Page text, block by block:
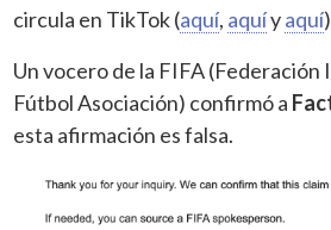
circula en TikTok (aquí, aquíyaquí
Un vocero de la FIFA
Fútbol Asociación) confirmó a
esta afirmación es falsa.